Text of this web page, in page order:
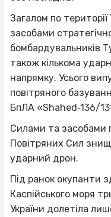
Загалом по
засобами
бомбардувальників
також кількома
напрямку. Усього
повітряного
БпЛА «Shahed‐136/
Силами та засобами
Повітряних Сил
ударний дрон.
Під ранок окупанти
Каспійського моря
України долетіла